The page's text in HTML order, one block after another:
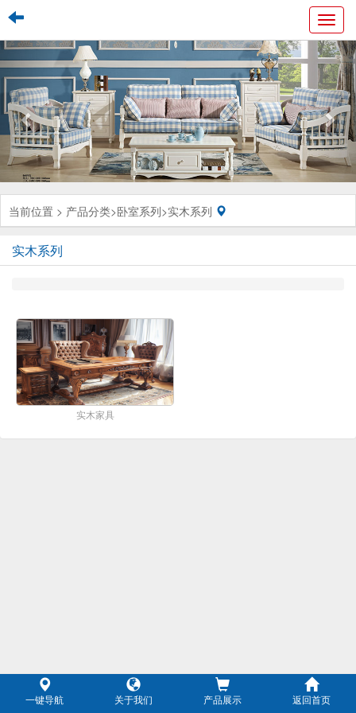
当前位置 > 产品分类>卧室系列>实木系列
实木系列
实木家具
一键导航 关于我们 产品展示 返回首页